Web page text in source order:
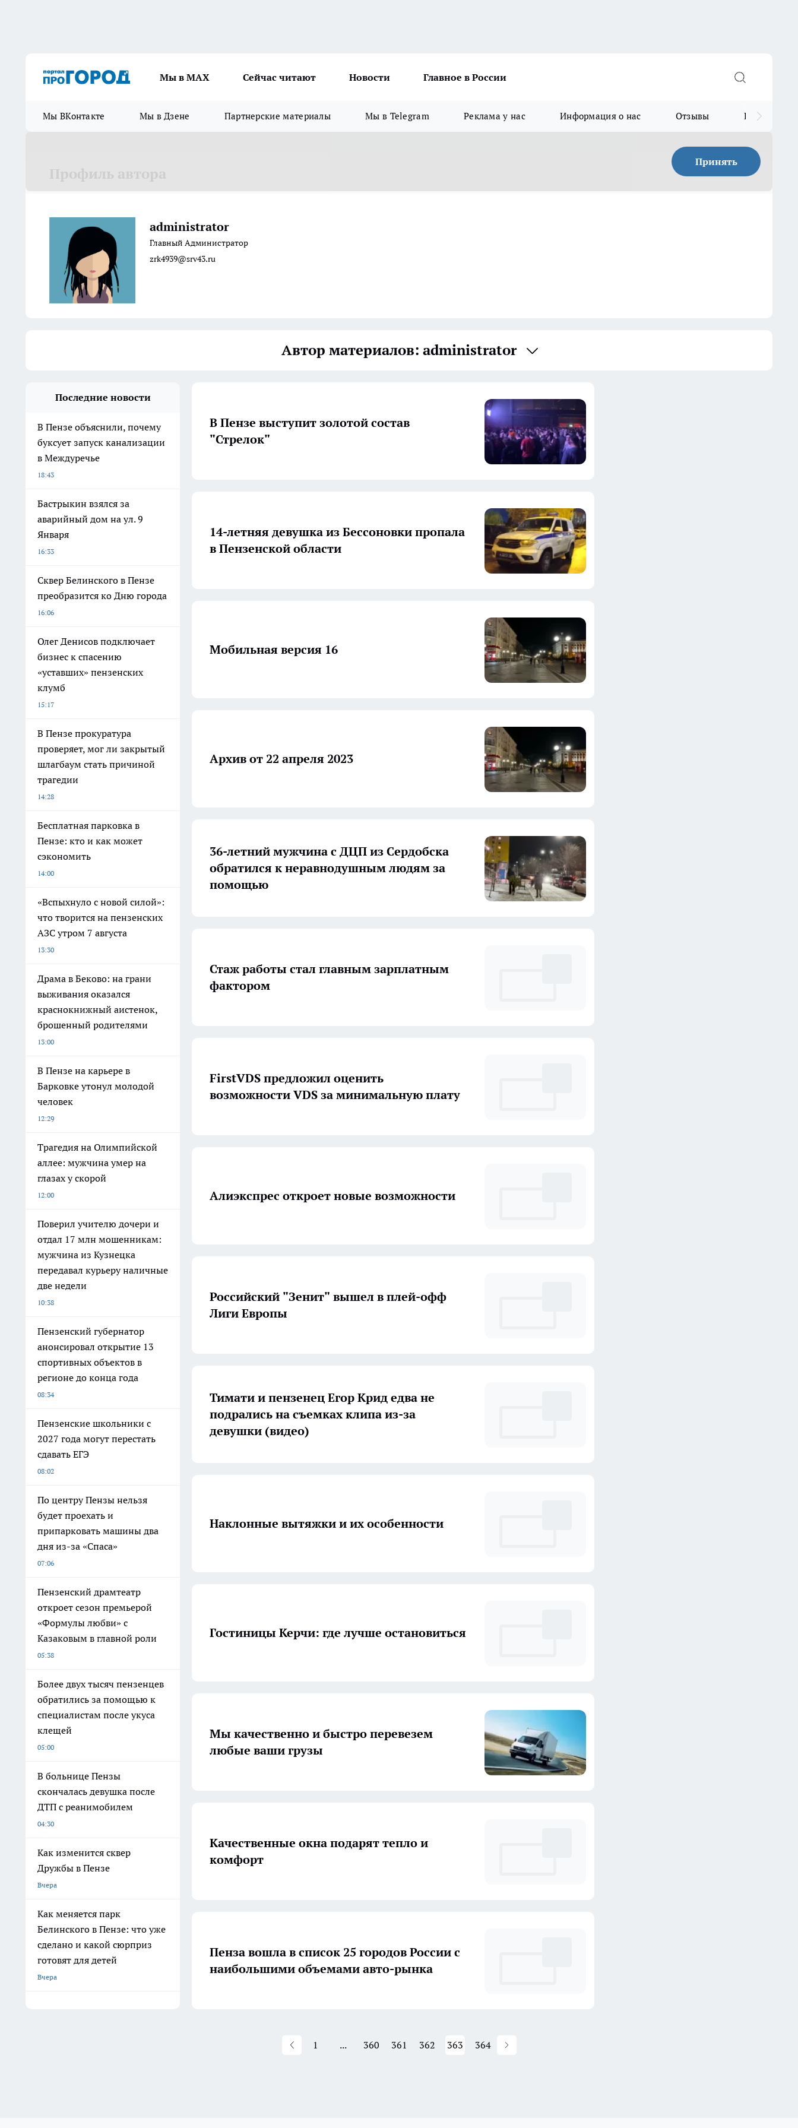
Мы в МАХ Сейчас читают Новости Главное в России
Мы ВКонтакте Мы в Дзене Партнерские материалы Мы в Telegram Реклама у нас Информация о нас Отзывы Прайс для
Принять
administrator
Главный Администратор
zrk4939@srv43.ru
Автор материалов: administrator
Последние новости
В Пензе объяснили, почему
буксует запуск канализации
в Междуречье
18:43
Бастрыкин взялся за
аварийный дом на ул. 9
Января
16:33
Сквер Белинского в Пензе
преобразится ко Дню города
16:06
Олег Денисов подключает
бизнес к спасению
«уставших» пензенских
клумб
15:17
В Пензе прокуратура
проверяет, мог ли закрытый
шлагбаум стать причиной
трагедии
14:28
Бесплатная парковка в
Пензе: кто и как может
сэкономить
14:00
«Вспыхнуло с новой силой»:
что творится на пензенских
АЗС утром 7 августа
13:30
Драма в Беково: на грани
выживания оказался
краснокнижный аистенок,
брошенный родителями
13:00
В Пензе на карьере в
Барковке утонул молодой
человек
12:29
Трагедия на Олимпийской
аллее: мужчина умер на
глазах у скорой
12:00
Поверил учителю дочери и
отдал 17 млн мошенникам:
мужчина из Кузнецка
передавал курьеру наличные
две недели
10:38
Пензенский губернатор
анонсировал открытие 13
спортивных объектов в
регионе до конца года
08:34
Пензенские школьники с
2027 года могут перестать
сдавать ЕГЭ
08:02
По центру Пензы нельзя
будет проехать и
припарковать машины два
дня из-за «Спаса»
07:06
Пензенский драмтеатр
откроет сезон премьерой
«Формулы любви» с
Казаковым в главной роли
05:38
Более двух тысяч пензенцев
обратились за помощью к
специалистам после укуса
клещей
05:00
В больнице Пензы
скончалась девушка после
ДТП с реанимобилем
04:30
Как изменится сквер
Дружбы в Пензе
Вчера
Как меняется парк
Белинского в Пензе: что уже
сделано и какой сюрприз
готовят для детей
Вчера
В Пензе выступит золотой состав
"Стрелок"
14-летняя девушка из Бессоновки пропала
в Пензенской области
Мобильная версия 16
Архив от 22 апреля 2023
36-летний мужчина с ДЦП из Сердобска
обратился к неравнодушным людям за
помощью
Стаж работы стал главным зарплатным
фактором
FirstVDS предложил оценить
возможности VDS за минимальную плату
Алиэкспрес откроет новые возможности
Российский "Зенит" вышел в плей-офф
Лиги Европы
Тимати и пензенец Егор Крид едва не
подрались на съемках клипа из-за
девушки (видео)
Наклонные вытяжки и их особенности
Гостиницы Керчи: где лучше остановиться
Мы качественно и быстро перевезем
любые ваши грузы
Качественные окна подарят тепло и
комфорт
Пенза вошла в список 25 городов России с
наибольшими объемами авто-рынка
1 ... 360 361 362 363 364